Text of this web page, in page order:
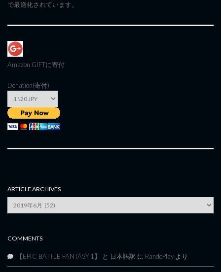
で最適化されています。
Amazon GIFTに寄付
Donation(寄付)
ARTICLE ARCHIVES
Article
Archives
COMMENTS
【EPIC BATTLE FANTASY 1】 と 日本語訳 に RandoPlay より